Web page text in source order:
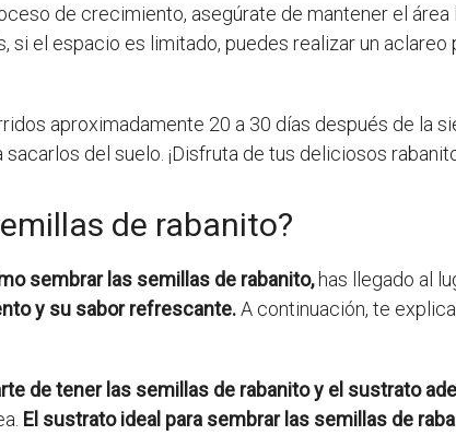
de crecimiento, asegúrate de mantener el
si el espacio es limitado, puedes realizar un
aproximadamente 20 a 30 días después de la
del suelo. ¡Disfruta de tus deliciosos
de rabanito?
sembrar las semillas de rabanito,has llegado al
y su sabor refrescante.A continuación, te
de tener las semillas de rabanito y el sustrato
El sustrato ideal para sembrar las semillas de